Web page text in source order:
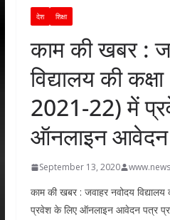
देश शिक्षा
काम की खबर :
विद्यालय की
2021-22) में
ऑनलाइन आवेदन
September 13, 2020
काम की खबर : जवाहर नवोदय
प्रवेश के लिए ऑनलाइन आवेदन पत्र